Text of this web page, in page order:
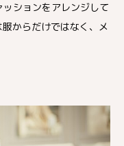
ションをアレンジして
からだけではなく、メ